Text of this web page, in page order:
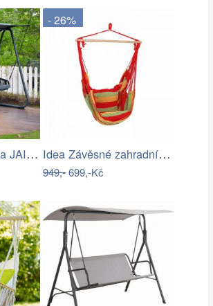
Zahradní houpačka JAIRA Tempo Kondela
- 26%
Idea Závěsné zahradní křeslo červené…
949,-699,-Kč